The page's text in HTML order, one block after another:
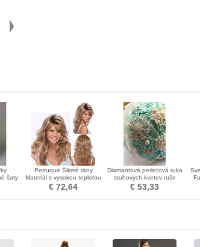
šaty
taft
Perruque Šikmé rany
Materiál s vysokou teplotou
45-50 cm dlhý kučeravý
€ 72,64
Diamantová perleťová ruka
stuhových kvetov ruže
nevesta kytice s kvetinou
€ 53,33